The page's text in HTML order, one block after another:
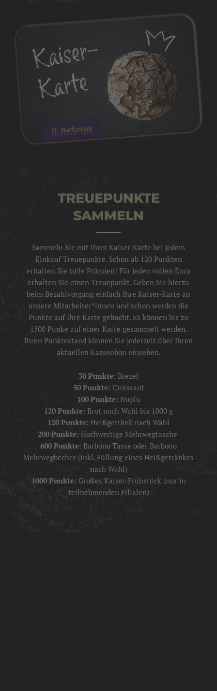
TREUEPUNKTE
SAMMELN
Sammeln Sie mit ihrer Kaiser-Karte bei jedem
Einkauf Treuepunkte. Schon ab 120 Punkten
erhalten Sie tolle Prämien! Für jeden vollen Euro
erhalten Sie einen Treuepunkt. Geben Sie hierzu
beim Bezahlvorgang einfach Ihre Kaiser-Karte an
unsere Mitarbeiter*innen und schon werden die
Punkte auf Ihre Karte gebucht. Es können bis zu
1500 Punke auf einer Karte gesammelt werden.
Ihren Punktestand können Sie jederzeit über Ihren
aktuellen Kassenbon einsehen.
30 Punkte: Brezel
50 Punkte: Croissant
100 Punkte: Nuplu
120 Punkte: Brot nach Wahl bis 1000 g
120 Punkte: Heißgetränk nach Wahl
200 Punkte: Hochwertige Mehrwegtasche
600 Punkte: Barbono Tasse oder Barbono
Mehrwegbecher (inkl. Füllung eines Heißgetränkes
nach Wahl)
1000 Punkte: Großes Kaiser-Frühstück (nur in
teilnehmenden Filialen)